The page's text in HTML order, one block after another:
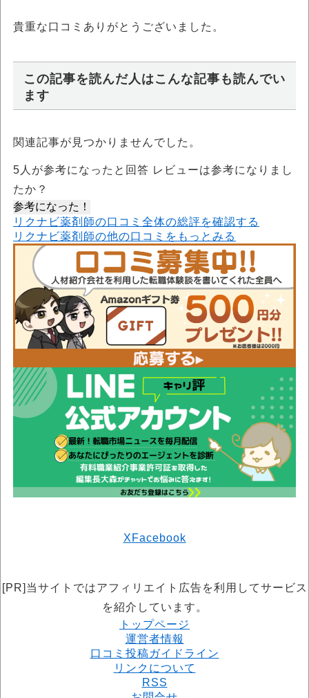
貴重な口コミありがとうございました。
この記事を読んだ人はこんな記事も読んでい
ます
関連記事が見つかりませんでした。
5 人が参考になったと回答 レビューは参考になりまし
たか？
参考になった！
リクナビ薬剤師の口コミ全体の総評を確認する
リクナビ薬剤師の他の口コミをもっとみる
X Facebook
[PR]当サイトではアフィリエイト広告を利用してサービス
を紹介しています。
トップページ
運営者情報
口コミ投稿ガイドライン
リンクについて
RSS